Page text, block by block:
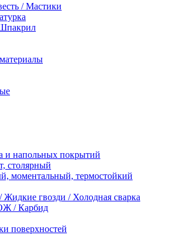
/ Мастики
Шпакрил
и напольных покрытий
столярный
моментальный, термостойкий
Жидкие гвозди / Холодная сварка
/ Карбид
поверхностей